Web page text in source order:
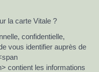
la carte Vitale ?
confidentielle,
vous identifier auprès de
contient les informations